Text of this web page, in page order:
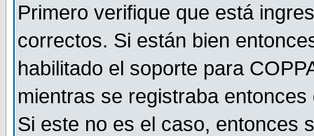
Primero verifique que está
correctos. Si están bien
habilitado el soporte para
mientras se registraba
Si este no es el caso, entonces